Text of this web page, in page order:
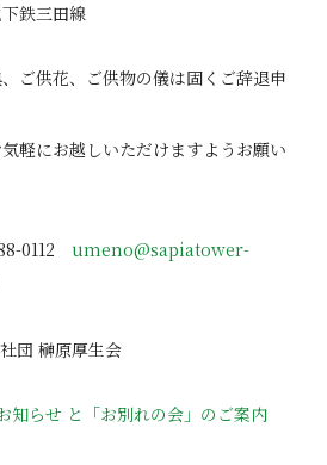
鉄三田線
ご供花、ご供物の儀は固くご辞退申
軽にお越しいただけますようお願い
0112umeno@sapiatower-
団 榊原厚生会
知らせ と「お別れの会」のご案内